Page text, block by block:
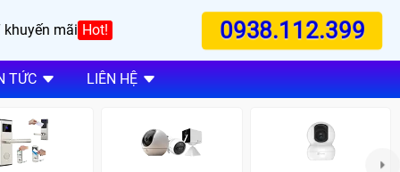
khuyến mãi Hot! 0938.112.399
TỨC LIÊN HỆ